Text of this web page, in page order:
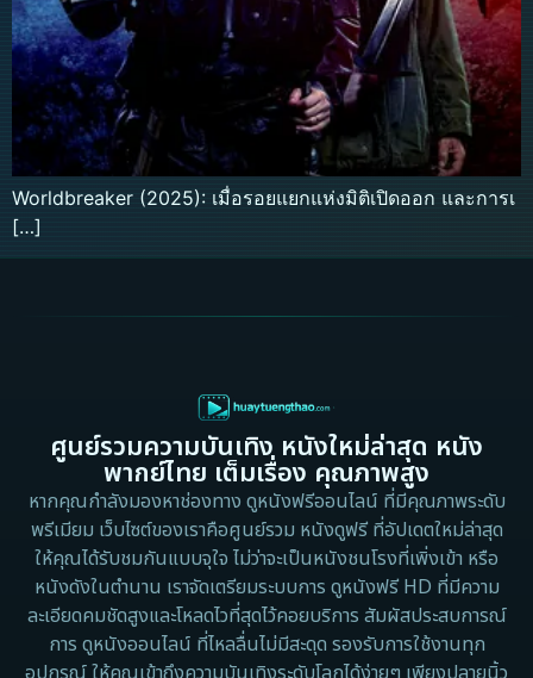
Worldbreaker (2025): เมื่อรอยแยกแห่งมิติเปิดออก และการเ
[…]
ศูนย์รวมความบันเทิง หนังใหม่ล่าสุด หนัง
พากย์ไทย เต็มเรื่อง คุณภาพสูง
หากคุณกำลังมองหาช่องทาง ดูหนังฟรีออนไลน์ ที่มีคุณภาพระดับ
พรีเมียม เว็บไซต์ของเราคือศูนย์รวม หนังดูฟรี ที่อัปเดตใหม่ล่าสุด
ให้คุณได้รับชมกันแบบจุใจ ไม่ว่าจะเป็นหนังชนโรงที่เพิ่งเข้า หรือ
หนังดังในตำนาน เราจัดเตรียมระบบการ ดูหนังฟรี HD ที่มีความ
ละเอียดคมชัดสูงและโหลดไวที่สุดไว้คอยบริการ สัมผัสประสบการณ์
การ ดูหนังออนไลน์ ที่ไหลลื่นไม่มีสะดุด รองรับการใช้งานทุก